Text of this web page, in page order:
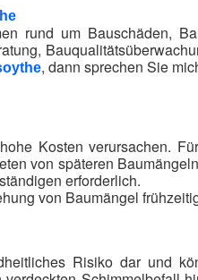
rund um Bauschäden,
, dann sprechen Sie
Kosten verursachen.
von späteren
erforderlich.
von Baumängel
Risiko dar und